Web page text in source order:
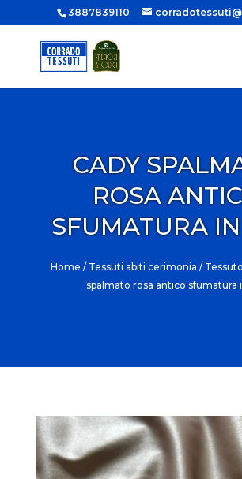
3887839110
CADY
ROSA
SFUMATURA
Home / Tessuti abiti cerimonia /
spalmato rosa antico sfumatura